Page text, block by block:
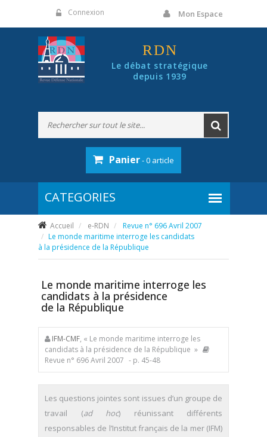
Connexion Mon Espace
RDN
Le débat stratégique
depuis 1939
Panier- 0 article
Accueil e-RDN
Revue n° 696 Avril 2007
Le monde maritime interroge les candidats
à la présidence de la République
Le monde maritime interroge les
candidats à la présidence
de la République
IFM-CMF, « Le monde maritime interroge les
candidats à la présidence de la République »
Revue n° 696 Avril 2007 - p. 45-48
Les questions jointes sont issues d’un groupe de
travail (ad hoc) réunissant différents
responsables de l’Institut français de la mer (IFM)